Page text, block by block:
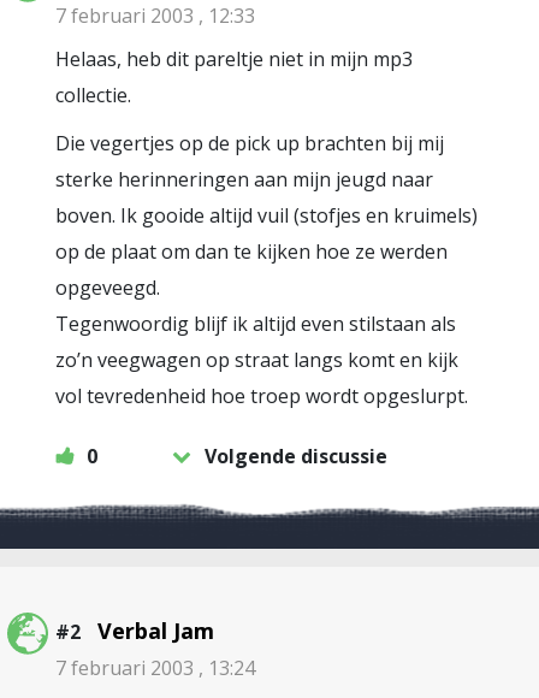
7 februari 2003 , 12:33
Helaas, heb dit pareltje niet in mijn mp3
collectie.
Die vegertjes op de pick up brachten bij mij
sterke herinneringen aan mijn jeugd naar
boven. Ik gooide altijd vuil (stofjes en kruimels)
op de plaat om dan te kijken hoe ze werden
opgeveegd.
Tegenwoordig blijf ik altijd even stilstaan als
zo’n veegwagen op straat langs komt en kijk
vol tevredenheid hoe troep wordt opgeslurpt.
0 Volgende discussie
#2 Verbal Jam
7 februari 2003 , 13:24